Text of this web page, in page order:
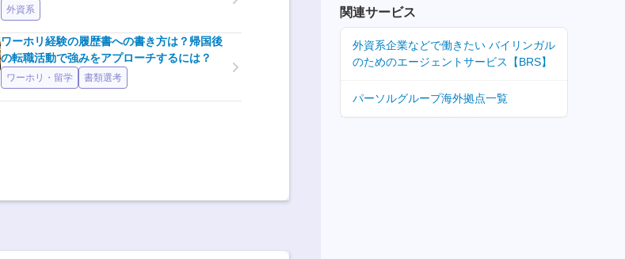
外資系
ワーホリ経験の履歴書への書き方は？帰国後
の転職活動で強みをアプローチするには？
ワーホリ・留学 書類選考
関連サービス
外資系企業などで働きたい バイリンガル
のためのエージェントサービス【BRS】
パーソルグループ海外拠点一覧